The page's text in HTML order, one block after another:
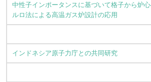
中性子インポータンスに基づいて格子から炉
ルロ法による高温ガス炉設計の応用
インドネシア原子力庁との共同研究